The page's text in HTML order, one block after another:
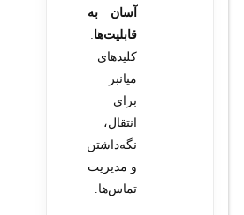
آسان به
قابلیت‌ها:
کلیدهای
میانبر
برای
انتقال،
نگه‌داشتن
و مدیریت
تماس‌ها.